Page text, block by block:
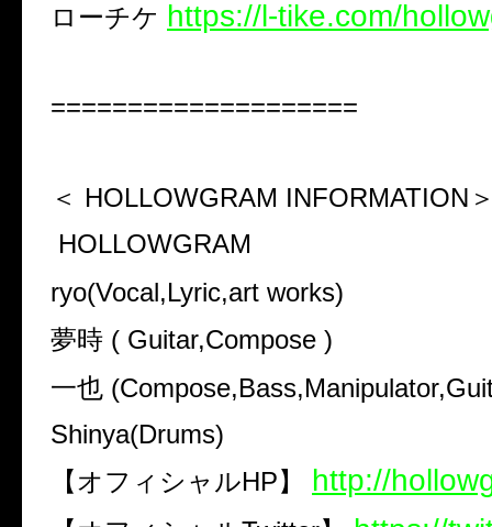
ローチケ https://l-tike.com/
====================
＜ HOLLOWGRAM INFORMATION
HOLLOWGRAM
ryo(Vocal,Lyric,art works)
夢時 ( Guitar,Compose )
一也
Shinya(Drums)
【オフィシャルHP】
http://